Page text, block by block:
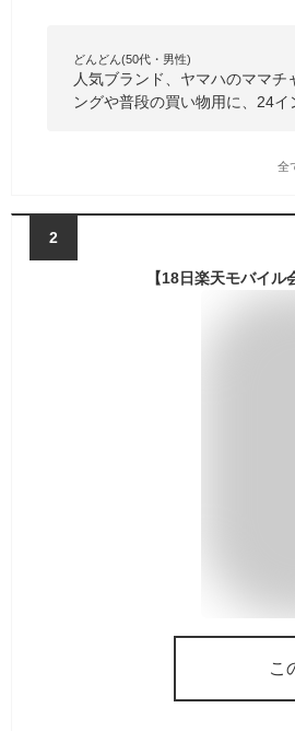
どんどん(50代・男性)
人気ブランド、ヤマハのママ
ングや普段の買い物用に、24
全
2
こ